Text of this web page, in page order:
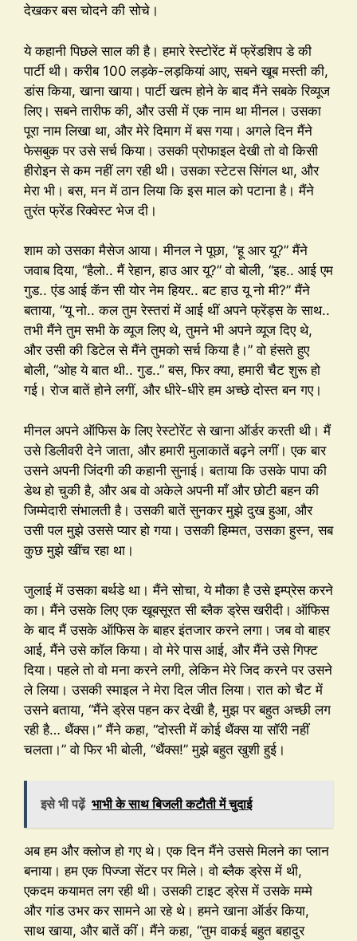
देखकर बस चोदने की सोचे।
ये कहानी पिछले साल की है। हमारे रेस्टोरेंट में फ्रेंडशिप डे की
पार्टी थी। करीब 100 लड़के-लड़कियां आए, सबने खूब मस्ती की,
डांस किया, खाना खाया। पार्टी खत्म होने के बाद मैंने सबके रिव्यूज
लिए। सबने तारीफ की, और उसी में एक नाम था मीनल। उसका
पूरा नाम लिखा था, और मेरे दिमाग में बस गया। अगले दिन मैंने
फेसबुक पर उसे सर्च किया। उसकी प्रोफाइल देखी तो वो किसी
हीरोइन से कम नहीं लग रही थी। उसका स्टेटस सिंगल था, और
मेरा भी। बस, मन में ठान लिया कि इस माल को पटाना है। मैंने
तुरंत फ्रेंड रिक्वेस्ट भेज दी।
शाम को उसका मैसेज आया। मीनल ने पूछा, “हू आर यू?” मैंने
जवाब दिया, “हैलो.. मैं रेहान, हाउ आर यू?” वो बोली, “इह.. आई एम
गुड.. एंड आई कॅन सी योर नेम हियर.. बट हाउ यू नो मी?” मैंने
बताया, “यू नो.. कल तुम रेस्तरां में आई थीं अपने फ्रेंड्स के साथ..
तभी मैंने तुम सभी के व्यूज लिए थे, तुमने भी अपने व्यूज दिए थे,
और उसी की डिटेल से मैंने तुमको सर्च किया है।” वो हंसते हुए
बोली, “ओह ये बात थी.. गुड..” बस, फिर क्या, हमारी चैट शुरू हो
गई। रोज बातें होने लगीं, और धीरे-धीरे हम अच्छे दोस्त बन गए।
मीनल अपने ऑफिस के लिए रेस्टोरेंट से खाना ऑर्डर करती थी। मैं
उसे डिलीवरी देने जाता, और हमारी मुलाकातें बढ़ने लगीं। एक बार
उसने अपनी जिंदगी की कहानी सुनाई। बताया कि उसके पापा की
डेथ हो चुकी है, और अब वो अकेले अपनी माँ और छोटी बहन की
जिम्मेदारी संभालती है। उसकी बातें सुनकर मुझे दुख हुआ, और
उसी पल मुझे उससे प्यार हो गया। उसकी हिम्मत, उसका हुस्न, सब
कुछ मुझे खींच रहा था।
जुलाई में उसका बर्थडे था। मैंने सोचा, ये मौका है उसे इम्प्रेस करने
का। मैंने उसके लिए एक खूबसूरत सी ब्लैक ड्रेस खरीदी। ऑफिस
के बाद मैं उसके ऑफिस के बाहर इंतजार करने लगा। जब वो बाहर
आई, मैंने उसे कॉल किया। वो मेरे पास आई, और मैंने उसे गिफ्ट
दिया। पहले तो वो मना करने लगी, लेकिन मेरे जिद करने पर उसने
ले लिया। उसकी स्माइल ने मेरा दिल जीत लिया। रात को चैट में
उसने बताया, “मैंने ड्रेस पहन कर देखी है, मुझ पर बहुत अच्छी लग
रही है… थैंक्स।” मैंने कहा, “दोस्ती में कोई थैंक्स या सॉरी नहीं
चलता।” वो फिर भी बोली, “थैंक्स!” मुझे बहुत खुशी हुई।
इसे भी पढ़ें भाभी के साथ बिजली कटौती में चुदाई
अब हम और क्लोज हो गए थे। एक दिन मैंने उससे मिलने का प्लान
बनाया। हम एक पिज्जा सेंटर पर मिले। वो ब्लैक ड्रेस में थी,
एकदम कयामत लग रही थी। उसकी टाइट ड्रेस में उसके मम्मे
और गांड उभर कर सामने आ रहे थे। हमने खाना ऑर्डर किया,
साथ खाया, और बातें कीं। मैंने कहा, “तुम वाकई बहुत बहादुर